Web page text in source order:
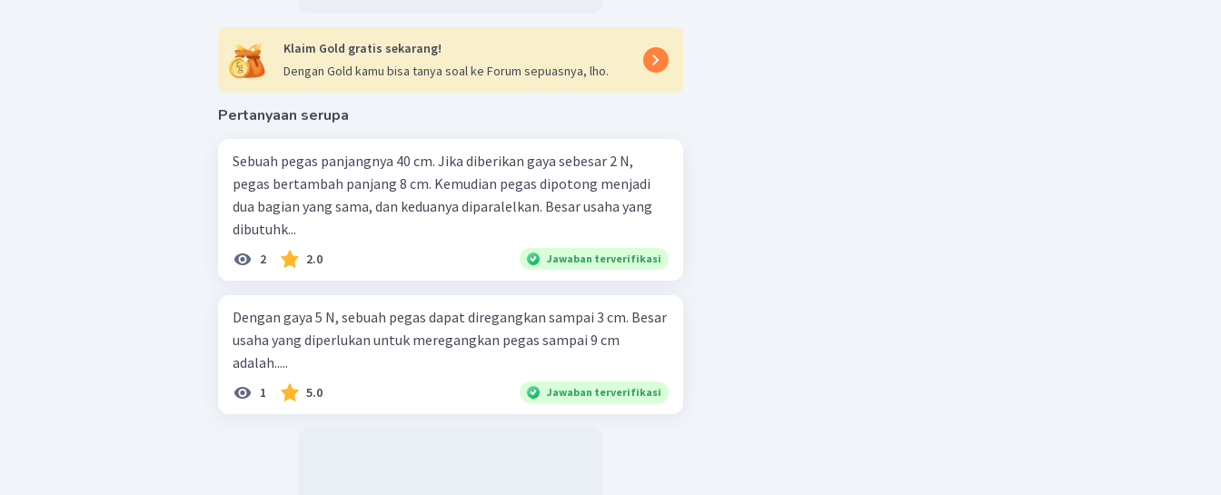
Klaim Gold gratis sekarang!
Dengan Gold kamu bisa tanya soal ke Forum sepuasnya, lho.
Pertanyaan serupa
Sebuah pegas panjangnya 40 cm. Jika diberikan gaya sebesar 2 N,
pegas bertambah panjang 8 cm. Kemudian pegas dipotong menjadi
dua bagian yang sama, dan keduanya diparalelkan. Besar usaha yang
dibutuhk...
2 2.0 Jawaban terverifikasi
Dengan gaya 5 N, sebuah pegas dapat diregangkan sampai 3 cm. Besar
usaha yang diperlukan untuk meregangkan pegas sampai 9 cm
adalah.....
1 5.0 Jawaban terverifikasi